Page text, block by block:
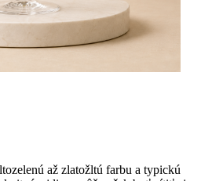
až zlatožltú farbu a typickú